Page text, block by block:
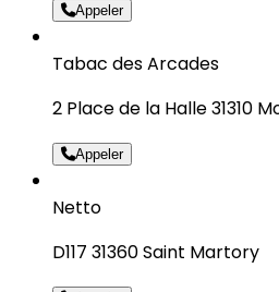
Appeler
Tabac des Arcades
2 Place de la Halle 31310
Appeler
Netto
D117 31360 Saint Martory